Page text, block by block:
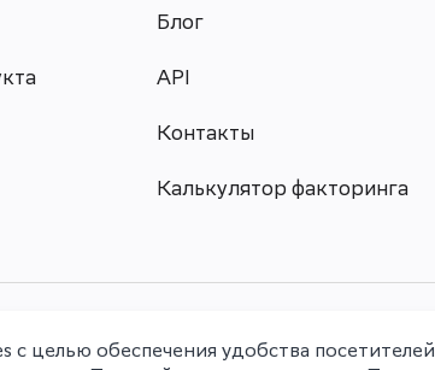
Блог
API
Контакты
Калькулятор факторинга
целью обеспечения удобства